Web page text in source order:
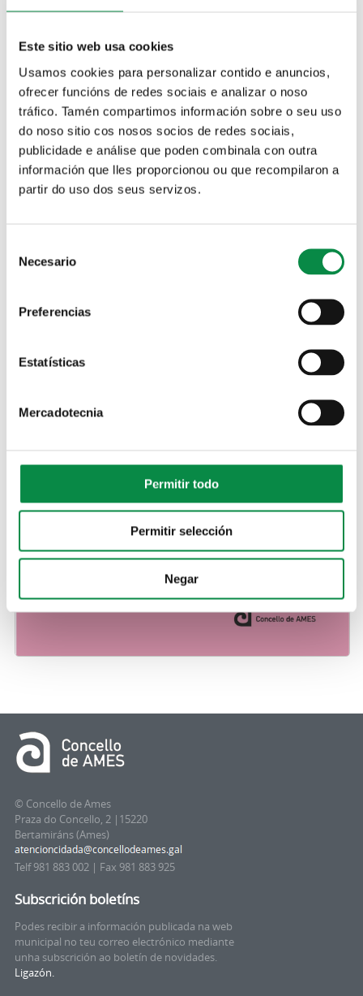
Este sitio web usa cookies
Usamos cookies para personalizar contido e anuncios,
ofrecer funcións de redes sociais e analizar o noso
tráfico. Tamén compartimos información sobre o seu uso
do noso sitio cos nosos socios de redes sociais,
publicidade e análise que poden combinala con outra
información que lles proporcionou ou que recompilaron a
partir do uso dos seus servizos.
Selection
Necesario
Preferencias
Estatísticas
Mercadotecnia
Permitir todo
Permitir selección
Negar
"Son, son... quen son?". En Bertamiráns estarán o martes 1 e
xoves 3 de abril ás 17.30 horas. As inscricións para a
actividade estarán abertas do 24 ao 29 de marzo e pódense
facer chamando ao 981 884 829 ou enviando un correo
electrónico abiblioteca@concellodeames.galindicando o
nome, apelidos e idade das crianzas que van a participar,
xunto cun número de teléfono de contacto.
© Concello de Ames
Praza do Concello, 2 |15220
Bertamiráns (Ames)
Telf 981 883 002 | Fax 981 883 925
Subscrición boletíns
Podes recibir a información publicada na web
municipal no teu correo electrónico mediante
unha subscrición ao boletín de novidades.
Ligazón.